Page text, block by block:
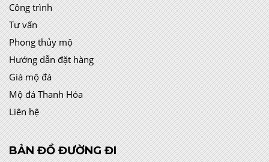
Công trình
Tư vấn
Phong thủy mộ
Hướng dẫn đặt hàng
Giá mộ đá
Mộ đá Thanh Hóa
Liên hệ
BẢN ĐỒ ĐƯỜNG ĐI